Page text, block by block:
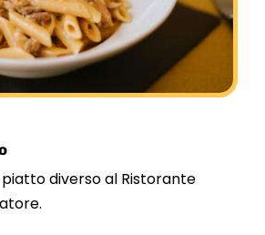
diverso al Ristorante